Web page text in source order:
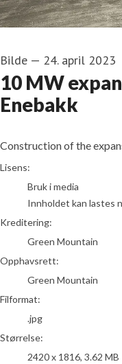
Bilde — 24. april 2023
10 MW
Enebakk
Construction of the
Green Mountain
Lisens:
Bruk i media
Innholdet kan lastes
Kreditering:
Green Mountain
Opphavsrett:
Green Mountain
Filformat:
.jpg
Størrelse:
2420 x 1816, 3.62 MB